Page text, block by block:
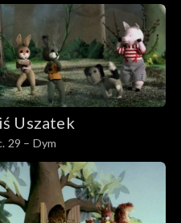
Uszatek
29 – Dym